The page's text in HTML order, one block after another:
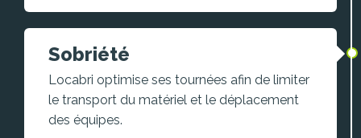
Sobriété
Locabri optimise ses tournées afin de limiter
le transport du matériel et le déplacement
des équipes.